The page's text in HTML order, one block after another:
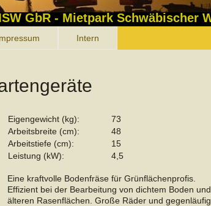
GbR - Mietpark Schwäbischer
Intern
Eigengewicht (kg):
73
Arbeitsbreite (cm):
48
Arbeitstiefe (cm):
15
Leistung (kW):
4,5
Eine kraftvolle Bodenfräse für Grünflächenprofis.
Effizient bei der Bearbeitung von dichtem Boden und
älteren Rasenflächen. Große Räder und gegenläufig